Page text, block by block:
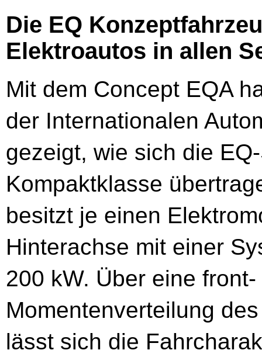
Die EQ
Elektroautos in allen
Mit dem Concept EQA
der Internationalen
gezeigt, wie sich die
Kompaktklasse
besitzt je einen
Hinterachse mit einer
200 kW. Über eine
Momentenverteilung
lässt sich die